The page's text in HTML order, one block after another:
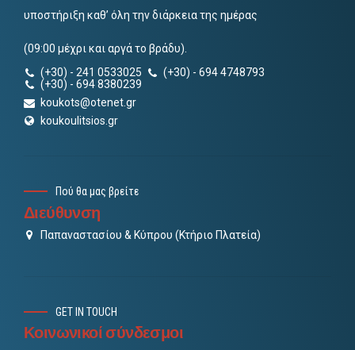
υποστήριξη καθ’ όλη την διάρκεια της ημέρας
(09:00 μέχρι και αργά το βράδυ).
(+30) - 241 0533025
(+30) - 694 4748793
(+30) - 694 8380239
koukots@otenet.gr
koukoulitsios.gr
Πού θα μας βρείτε
Διεύθυνση
Παπαναστασίου & Κύπρου (Κτήριο Πλατεία)
GET IN TOUCH
Κοινωνικοί σύνδεσμοι